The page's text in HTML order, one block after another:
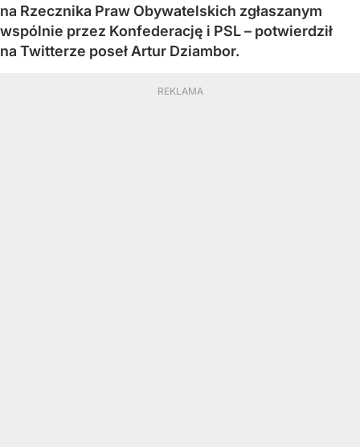
na Rzecznika Praw Obywatelskich zgłaszanym
wspólnie przez Konfederację i PSL – potwierdził
na Twitterze poseł Artur Dziambor.